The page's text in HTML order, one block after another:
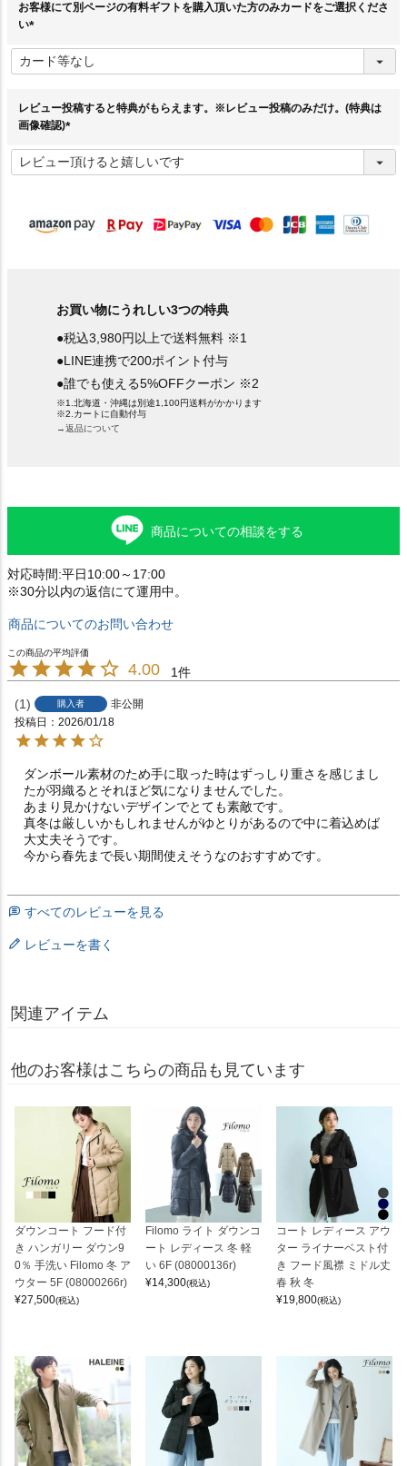
お客様にて別ページの有料ギフトを購入頂いた方のみカードをご選択くださ
い
必
須
レビュー投稿すると特典がもらえます。※レビュー投稿のみだけ。(特典は
画像確認)
必
須
お買い物にうれしい3つの特典
●税込3,980円以上で送料無料 ※1
●LINE連携で200ポイント付与
●誰でも使える5%OFFクーポン ※2
※1.北海道・沖縄は別途1,100円送料がかかります
※2.カートに自動付与
→返品について
商品についての相談をする
対応時間:平日10:00～17:00
※30分以内の返信にて運用中。
商品についてのお問い合わせ
4.00 1
1 購入者
非公開
投稿日
2026/01/18
ダンボール素材のため手に取った時はずっしり重さを感じまし
たが羽織るとそれほど気になりませんでした。
あまり見かけないデザインでとても素敵です。
真冬は厳しいかもしれませんがゆとりがあるので中に着込めば
大丈夫そうです。
今から春先まで長い期間使えそうなのおすすめです。
すべてのレビューを見る
レビューを書く
関連アイテム
他のお客様はこちらの商品も見ています
ダウンコート フード付
き ハンガリー ダウン9
0％ 手洗い Filomo 冬 ア
ウター 5F (08000266r)
¥27,500(税込)
Filomo ライト ダウンコ
ート レディース 冬 軽
い 6F (08000136r)
¥14,300(税込)
コート レディース アウ
ター ライナーベスト付
き フード風襟 ミドル丈
春 秋 冬
¥19,800(税込)